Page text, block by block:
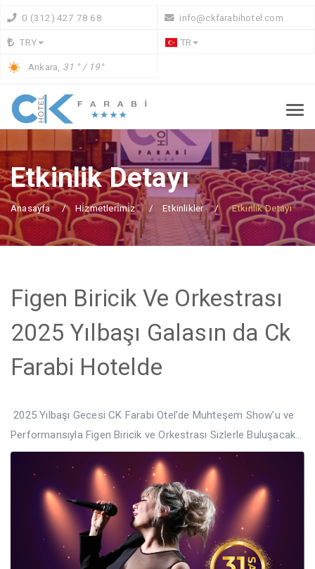
0 (312) 427 78 68 info@ckfarabihotel.com
TRY TR
Ankara, 31 ° / 19°
Etkinlik Detayı
Anasayfa Hi̇zmetleri̇mi̇z Etkinlikler Etkinlik Detayı
Figen Biricik Ve Orkestrası
2025 Yılbaşı Galasın da Ck
Farabi Hotelde
2025 Yılbaşı Gecesi CK Farabi Otel’de Muhteşem Show’u ve
Performansıyla Figen Biricik ve Orkestrası Sizlerle Buluşacak…